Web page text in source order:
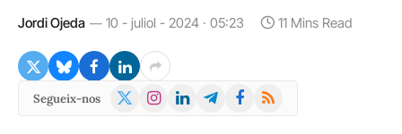
Jordi Ojeda 10 - juliol - 2024 · 05:23 11 Mins Read
Segueix-nos
X
Instagram
LinkedInTelegramFacebook
RSS